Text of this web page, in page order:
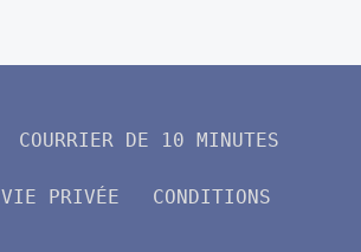
COURRIER DE 10 MINUTES
VIE PRIVÉE CONDITIONS